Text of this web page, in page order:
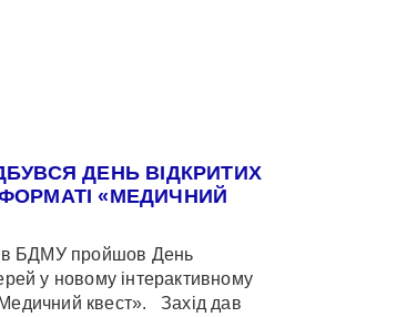
ДЕНЬ ВІДКРИТИХ
«МЕДИЧНИЙ
в БДМУ пройшов День
у новому інтерактивному
квест». Захід дав